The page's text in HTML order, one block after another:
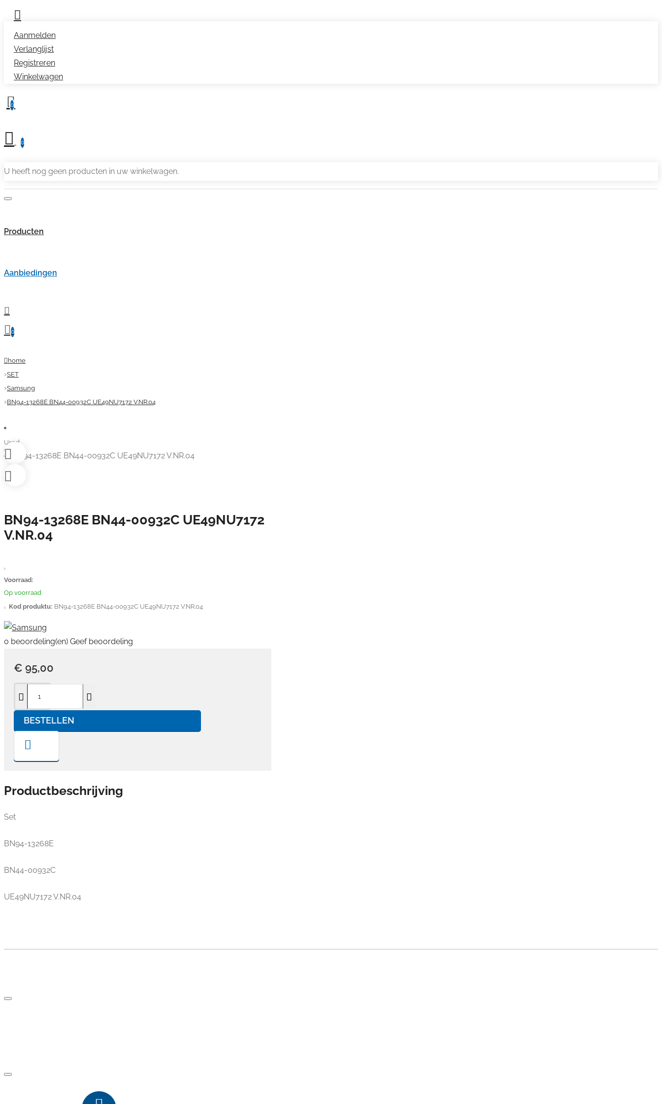
Aanmelden
Verlanglijst
Registreren
Winkelwagen
0
0
U heeft nog geen producten in uw winkelwagen.
Producten
Aanbiedingen
0
home
SET
Samsung
BN94-13268E BN44-00932C UE49NU7172 V.NR.04
Used
BN94-13268E BN44-00932C UE49NU7172
V.NR.04
Voorraad:
Op voorraad
Kod produktu: BN94-13268E BN44-00932C UE49NU7172 V.NR.04
0 beoordeling(en) Geef beoordeling
€ 95,00
BESTELLEN
Productbeschrijving
Set
BN94-13268E
BN44-00932C
UE49NU7172 V.NR.04